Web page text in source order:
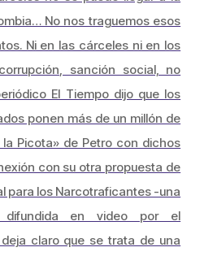
No nos traguemos esos
Ni en las cárceles ni en los
sanción social, no
El Tiempo dijo que los
ponen más de un millón de
Picota» de Petro con dichos
con su otra propuesta de
para los Narcotraficantes -una
difundida en video por el
claro que se trata de una